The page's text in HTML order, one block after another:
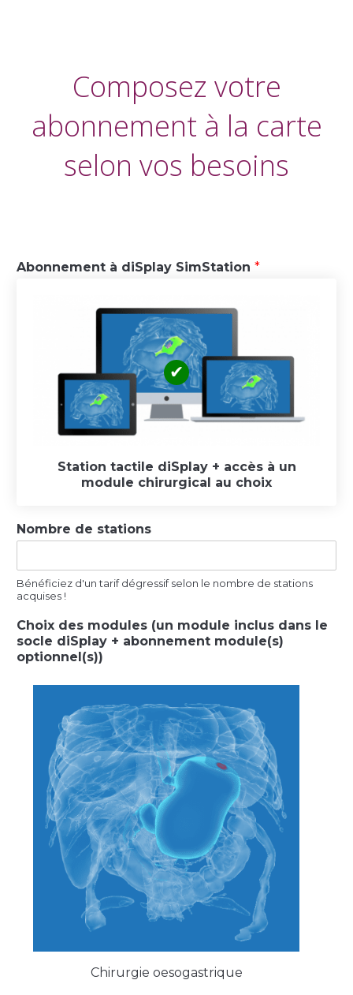
Composez votre
abonnement à la carte
selon vos besoins
Abonnement à diSplay SimStation *
Station tactile diSplay + accès à un
module chirurgical au choix
Nombre de stations
Bénéficiez d'un tarif dégressif selon le nombre de stations
acquises !
Choix des modules (un module inclus dans le
socle diSplay + abonnement module(s)
optionnel(s))
Chirurgie oesogastrique